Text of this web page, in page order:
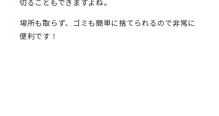
切ることもできますよね。
場所も取らず、ゴミも簡単に捨てられるので非常に
便利です！